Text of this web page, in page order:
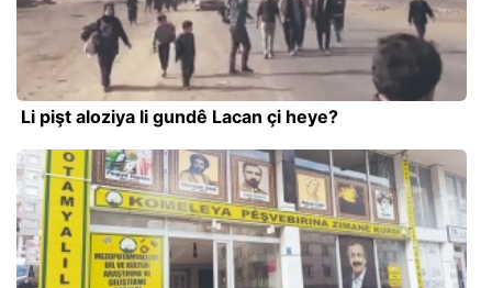
Li pişt aloziya li gundê Lacan çi heye?